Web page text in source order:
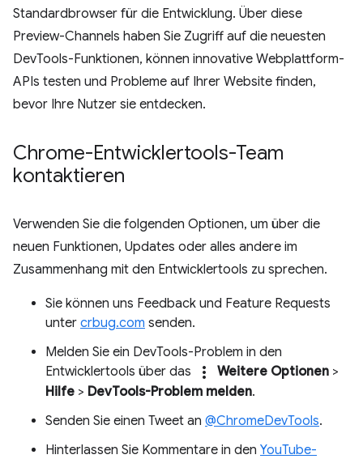
Standardbrowser für die Entwicklung. Über diese
Preview-Channels haben Sie Zugriff auf die neuesten
DevTools-Funktionen, können innovative Webplattform-
APIs testen und Probleme auf Ihrer Website finden,
bevor Ihre Nutzer sie entdecken.
Chrome-Entwicklertools-Team
kontaktieren
Verwenden Sie die folgenden Optionen, um über die
neuen Funktionen, Updates oder alles andere im
Zusammenhang mit den Entwicklertools zu sprechen.
Sie können uns Feedback und Feature Requests
unter crbug.com senden.
Melden Sie ein DevTools-Problem in den
Entwicklertools über das
more_vert Weitere Optionen >
Hilfe > DevTools-Problem melden.
Senden Sie einen Tweet an @ChromeDevTools.
Hinterlassen Sie Kommentare in den YouTube-